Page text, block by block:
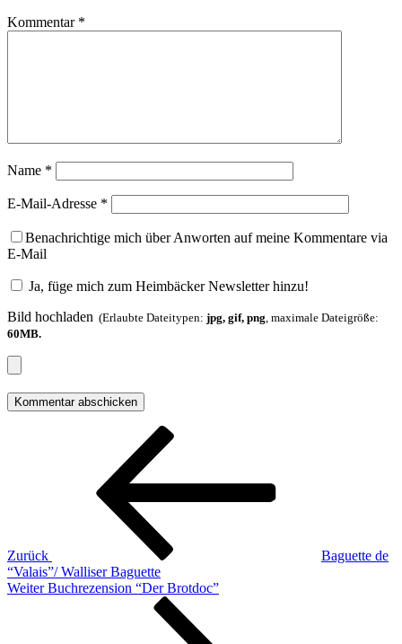
Kommentar *
Name *
E-Mail-Adresse *
Benachrichtige mich über Anworten auf meine Kommentare via
E-Mail
Ja, füge mich zum Heimbäcker Newsletter hinzu!
Bild hochladen (Erlaubte Dateitypen: jpg, gif, png, maximale Dateigröße:
60MB.
Beitragsnavigation
Zurück
Baguette de
“Valais”/ Walliser Baguette
Nächster
Weiter Buchrezension “Der Brotdoc”